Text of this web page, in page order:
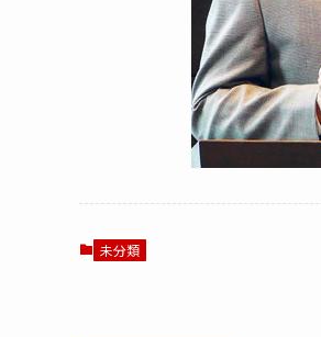
未分類